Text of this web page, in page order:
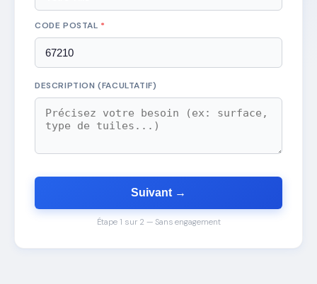
CODE POSTAL *
DESCRIPTION (FACULTATIF)
Suivant →
Étape 1 sur 2 — Sans engagement